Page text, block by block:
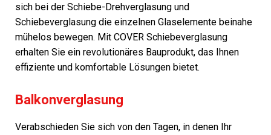
sich bei der Schiebe-Drehverglasung und
Schiebeverglasung die einzelnen Glaselemente beinahe
mühelos bewegen. Mit COVER Schiebeverglasung
erhalten Sie ein revolutionäres Bauprodukt, das Ihnen
effiziente und komfortable Lösungen bietet.
Balkonverglasung
Verabschieden Sie sich von den Tagen, in denen Ihr